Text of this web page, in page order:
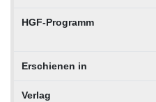
HGF-Programm
Erschienen in
Verlag